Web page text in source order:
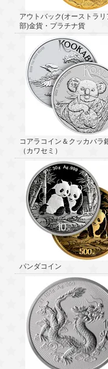
アウトバック(オーストラリ
部)金貨・プラチナ貨
コアラコイン＆クッカバラ
（カワセミ）
パンダコイン